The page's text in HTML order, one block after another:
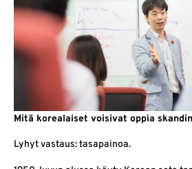
Mitä korealaiset voisivat oppia
Lyhyt vastaus: tasapainoa.